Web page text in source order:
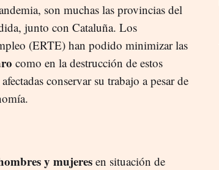
son muchas las provincias del
junto con Cataluña. Los
(ERTE) han podido minimizar las
como en la destrucción de estos
conservar su trabajo a pesar de
y mujeres en situación de